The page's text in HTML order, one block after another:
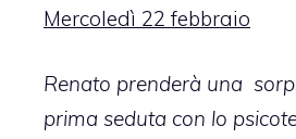
Mercoledì 22 febbraio
Renato prenderà una
prima seduta con lo